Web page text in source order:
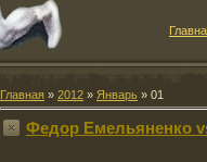
Главная » 2012 » Январь » 01
Федор Емельяненко